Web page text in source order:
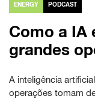
ENERGY PODCAST
Como a IA
grandes
A inteligência
operações tomam